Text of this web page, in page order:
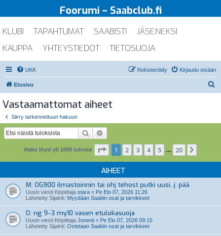
Foorumi – Saabclub.fi
KLUBI TAPAHTUMAT SAABISTI
JÄSENEKSI
KAUPPA
YHTEYSTIEDOT TIETOSUOJA
UKK Kirjaudu sisään
Rekisteröidy
Etusivu
Vastaamattomat aiheet
Siirry tarkennettuun hakuun
Etsi
Haku löysi yli 1000 tulosta Sivu /20
1 2 3 4 5 … 20
AIHEET
M: OG900 ilmastoinnin tai ohj tehost putki uusi, j: pää
Uusin viesti Kirjoittaja stara « Pe Elo 07, 2026 11:26
Lähetetty Sijainti: Myydään Saabin osat ja tarvikkeet
O: ng 9-3 my10 vasen etulokasuoja
Uusin viesti Kirjoittaja Jonenii « Pe Elo 07, 2026 09:15
Lähetetty Sijainti: Ostetaan Saabin osat ja tarvikkeet